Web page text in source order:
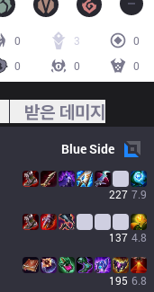
0 3
0
0
0 0
받은 데미지
BlueSide
227 7.9
137 4.8
195 6.8